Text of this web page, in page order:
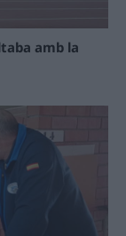
amb la